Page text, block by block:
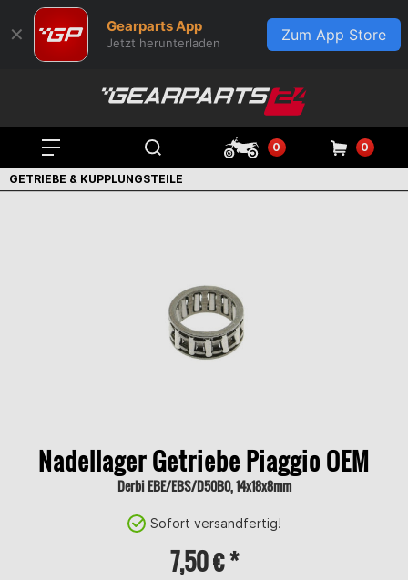
✕ Gearparts App
Jetzt herunterladen Zum App Store
0 0
GETRIEBE & KUPPLUNGSTEILE
Nadellager Getriebe Piaggio OEM
Derbi EBE/EBS/D50B0, 14x18x8mm
Sofort versandfertig!
7,50 € *